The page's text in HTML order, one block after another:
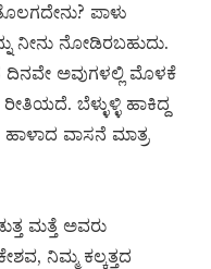
ಪಾಳು
ನೀನು ನೋಡಿರಬಹುದು.
ಅವುಗಳಲ್ಲಿ ಮೊಳಕೆ
ಬೆಳ್ಳುಳ್ಳಿ ಹಾಕಿದ್ದ
ಹಾಳಾದ ವಾಸನೆ ಮಾತ್ರ
ಮತ್ತೆ ಅವರು
ನಿಮ್ಮ ಕಲ್ಕತ್ತದ